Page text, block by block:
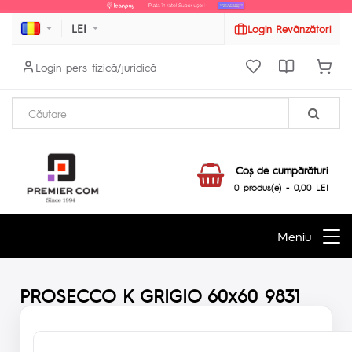
LEI Login Revânzători
Login pers fizică/juridică
Coş de cumpărături
0 produs(e) - 0,00 LEI
Meniu
PROSECCO K GRIGIO 60x60 9831